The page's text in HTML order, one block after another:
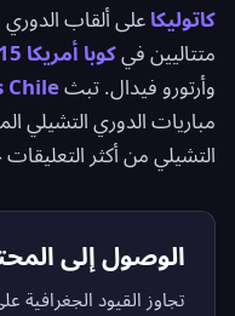
كاتوليكا على ألقاب
متتاليين فيكوبا أمريكا 2015 و 2016
وأرتورو فيدال. تبثChile
مباريات الدوري التشيلي
التشيلي من أكثر
الوصول إلى
تجاوز القيود